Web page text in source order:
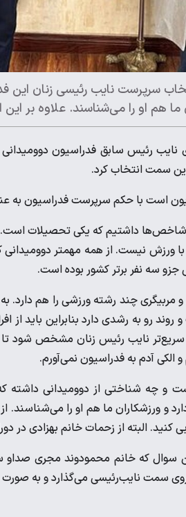
سرپرست نایب رئیسی زنان
ما هم او را می‌شناسند. علاوه بر
نایب رئیس سابق فدراسیون
سمت انتخاب کرد.
است با حکم سرپرست فدراسیون
داشتیم که یکی تحصیلات است.
سه نفر برتر کشور بوده است.
و مربیگری چند رشته ورزشی را هم
رو به رشدی دارد بنابراین باید از
سریع‌تر نایب رئیس زنان مشخص شود
آدم به فدراسیون نمی‌آورم.
و چه شناختی از دوومیدانی
و ورزشکاران ما هم او را می‌شناسند.
کنید. البته از زحمات خانم بهزادی
سوال که خانم محمودوند مجری
سمت نایب‌رئیسی می‌گذارد و به صورت